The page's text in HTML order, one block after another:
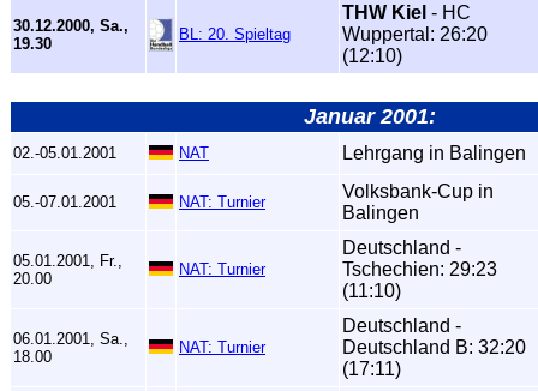
30.12.2000, Sa.,
19.30
BL: 20. Spieltag
THW Kiel - HC
Wuppertal: 26:20
(12:10)
Januar 2001:
02.-05.01.2001 NAT Lehrgang in Balingen
05.-07.01.2001 NAT: Turnier
Volksbank-Cup in
Balingen
05.01.2001, Fr.,
20.00
NAT: Turnier
Deutschland -
Tschechien: 29:23
(11:10)
06.01.2001, Sa.,
18.00
NAT: Turnier
Deutschland -
Deutschland B: 32:20
(17:11)